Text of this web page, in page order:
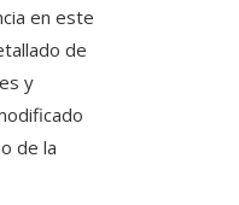
en este
de
y
de la